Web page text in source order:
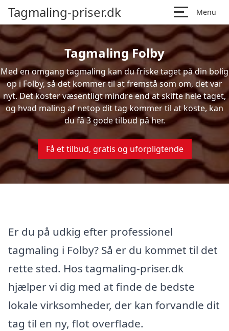
Tagmaling-priser.dk Menu
Tagmaling Folby
Med en omgang tagmaling kan du friske taget på din bolig
op i Folby, så det kommer til at fremstå som om, det var
nyt. Det koster væsentligt mindre end at skifte hele taget,
og hvad maling af netop dit tag kommer til at koste, kan
du få 3 gode tilbud på her.
Få et tilbud, gratis og uforpligtende
Er du på udkig efter professionel
tagmaling i Folby? Så er du kommet til det
rette sted. Hos tagmaling-priser.dk
hjælper vi dig med at finde de bedste
lokale virksomheder, der kan forvandle dit
tag til en ny, flot overflade.